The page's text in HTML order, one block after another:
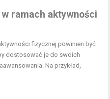
ramach aktywności
fizycznej powinien być
dostosować je do swoich
Na przykład,